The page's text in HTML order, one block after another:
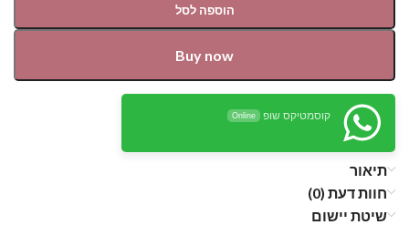
הוספה לסל
Buy now
קוסמטיקס שופ Online
תיאור
חוות דעת (0)
שיטת יישום